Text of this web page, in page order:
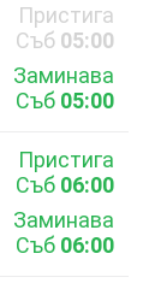
Пристига
Съб 05:00
Заминава
Съб 05:00
Пристига
Съб 06:00
Заминава
Съб 06:00